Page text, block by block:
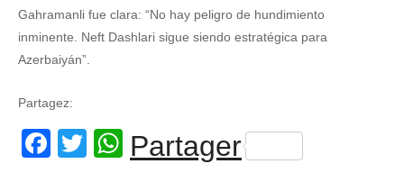
Gahramanli fue clara: “No hay peligro de hundimiento
inminente. Neft Dashlari sigue siendo estratégica para
Azerbaiyán”.
Partagez:
Facebook
Twitter
WhatsApp
Partager